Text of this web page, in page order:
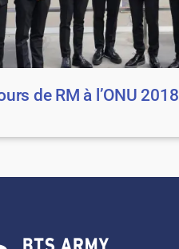
de RM à l’ONU 2018